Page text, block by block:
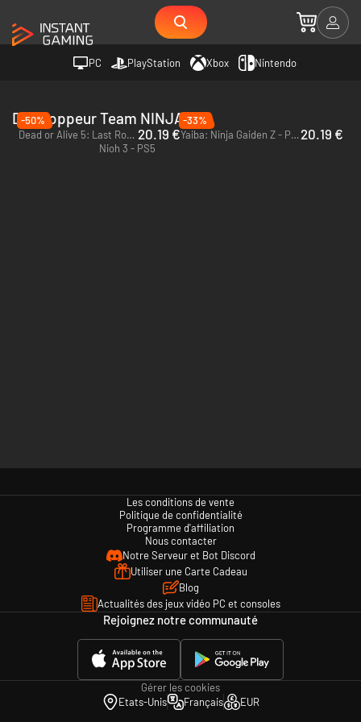
PC PlayStation Xbox Nintendo
Développeur Team NINJA
-50%
Dead or Alive 5: Last Round - PC (Steam) 20.19 €
-33%
Yaiba: Ninja Gaiden Z - PC (Steam) 20.19 €
Nioh 3 - PS5
Les conditions de vente
Politique de confidentialité
Programme d'affiliation
Nous contacter
Notre Serveur et Bot Discord
Utiliser une Carte Cadeau
Blog
Actualités des jeux vidéo PC et consoles
Rejoignez notre communauté
Gérer les cookies
Etats-Unis
Français EUR